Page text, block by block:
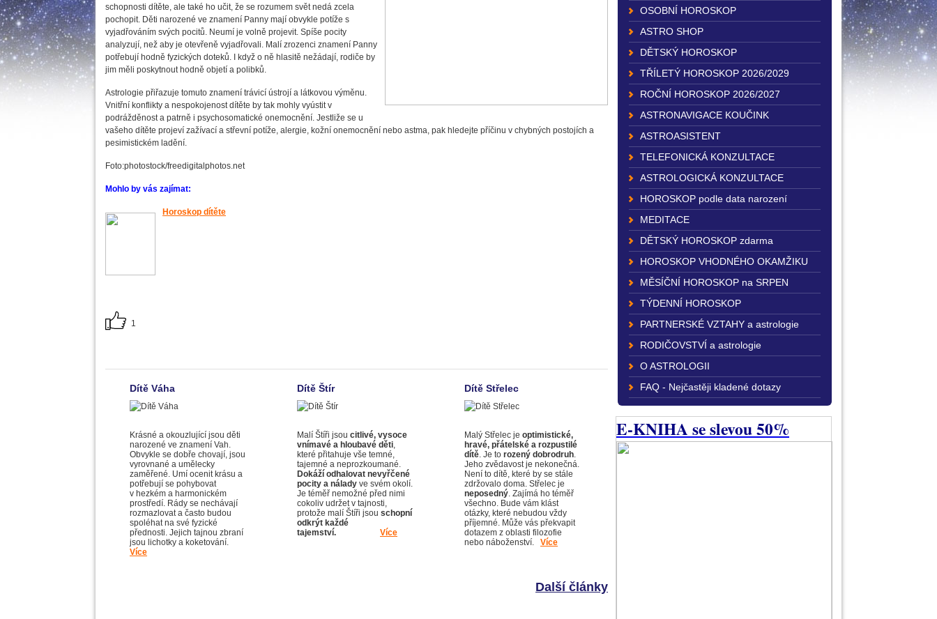
schopnosti dítěte, ale také ho učit, že se rozumem svět nedá zcela
pochopit. Děti narozené ve znamení Panny mají obvykle potíže s
vyjadřováním svých pocitů. Neumí je volně projevit. Spíše pocity
analyzují, než aby je otevřeně vyjadřovali. Malí zrozenci znamení Panny
potřebují hodně fyzických doteků. I když o ně hlasitě nežádají, rodiče by
jim měli poskytnout hodně objetí a polibků.
Astrologie přiřazuje tomuto znamení trávicí ústrojí a látkovou výměnu.
Vnitřní konflikty a nespokojenost dítěte by tak mohly vyústit v
podrážděnost a patrně i psychosomatické onemocnění. Jestliže se u
vašeho dítěte projeví zažívací a střevní potíže, alergie, kožní onemocnění nebo astma, pak hledejte příčinu v chybných postojích a
pesimistickém ladění.
Foto:photostock/freedigitalphotos.net
Mohlo by vás zajímat:
Horoskop dítěte
1
Dítě Váha
Krásné a okouzlující jsou děti
narozené ve znamení Vah.
Obvykle se dobře chovají, jsou
vyrovnané a umělecky
zaměřené. Umí ocenit krásu a
potřebují se pohybovat
v hezkém a harmonickém
prostředí. Rády se nechávají
rozmazlovat a často budou
spoléhat na své fyzické
přednosti. Jejich tajnou zbraní
jsou lichotky a koketování.
Více
Dítě Štír
Malí Štíři jsou citlivé, vysoce
vnímavé a hloubavé děti,
které přitahuje vše temné,
tajemné a neprozkoumané.
Dokáží odhalovat nevyřčené
pocity a nálady ve svém okolí.
Je téměř nemožné před nimi
cokoliv udržet v tajnosti,
protože malí Štíři jsou schopní
odkrýt každé
tajemství.
Více
Dítě Střelec
Malý Střelec je optimistické,
hravé, přátelské a rozpustilé
dítě. Je to rozený dobrodruh.
Jeho zvědavost je nekonečná.
Není to dítě, které by se stále
zdržovalo doma. Střelec je
neposedný. Zajímá ho téměř
všechno. Bude vám klást
otázky, které nebudou vždy
příjemné. Může vás překvapit
dotazem z oblasti filozofie
nebo náboženství. Více
Další články
OSOBNÍ HOROSKOP
ASTRO SHOP
DĚTSKÝ HOROSKOP
TŘÍLETÝ HOROSKOP 2026/2029
ROČNÍ HOROSKOP 2026/2027
ASTRONAVIGACE KOUČINK
ASTROASISTENT
TELEFONICKÁ KONZULTACE
ASTROLOGICKÁ KONZULTACE
HOROSKOP podle data narození
MEDITACE
DĚTSKÝ HOROSKOP zdarma
HOROSKOP VHODNÉHO OKAMŽIKU
MĚSÍČNÍ HOROSKOP na SRPEN
TÝDENNÍ HOROSKOP
PARTNERSKÉ VZTAHY a astrologie
RODIČOVSTVÍ a astrologie
O ASTROLOGII
FAQ - Nejčastěji kladené dotazy
E-KNIHA se slevou 50%